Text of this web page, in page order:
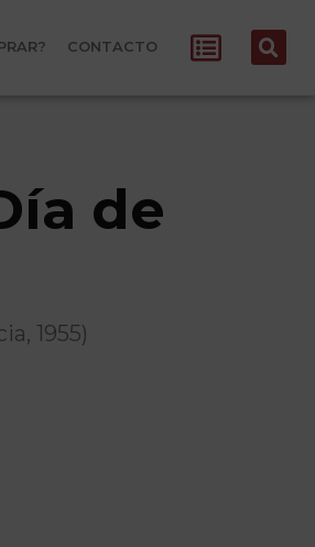
CONTACTO
de
1955)